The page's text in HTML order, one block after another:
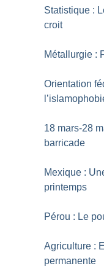
Statistique :
croit
Métallurgie :
Orientation
18 mars-28
barricade
Mexique :
printemps
Pérou : Le
Agriculture :
permanente